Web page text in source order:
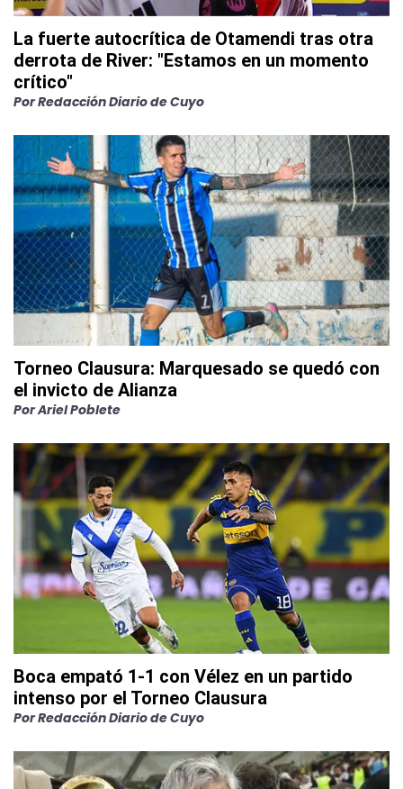
La fuerte autocrítica de Otamendi tras otra
derrota de River: "Estamos en un momento
crítico"
PorRedacción Diario de Cuyo
Torneo Clausura: Marquesado se quedó con
el invicto de Alianza
PorAriel Poblete
Boca empató 1-1 con Vélez en un partido
intenso por el Torneo Clausura
PorRedacción Diario de Cuyo